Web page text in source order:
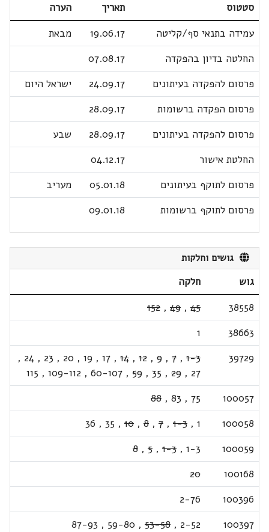
סטטוס תאריך
הערה
עמידה בתנאי סף/קליטה
19.06.17
מבאת
החלטה בדיון בהפקדה
07.08.17
פרסום להפקדה בעיתונים
24.09.17
ישראל היום
פרסום הפקדה ברשומות
28.09.17
פרסום להפקדה בעיתונים
28.09.17
שבע
החלטת אישור
04.12.17
פרסום לתוקף בעיתונים
05.01.18
מעריב
פרסום לתוקף ברשומות
09.01.18
גושים וחלקות
גוש
חלקה
38558
45
,
49
,
152
38663
1
39729
1-3
,
7
,
9
,
12
,
14
,
17
,
19
,
20
,
23
,
24
,
27
,
29
,
35
,
59
,
60-107
,
109-112
,
115
100057
75
,
83
,
88
100058
1
,
1-3
,
7
,
8
,
10
,
35
,
36
100059
1-3
,
1-3
,
5
,
8
100168
20
100396
2-76
100397
2-52
,
53-58
,
59-80
,
87-93